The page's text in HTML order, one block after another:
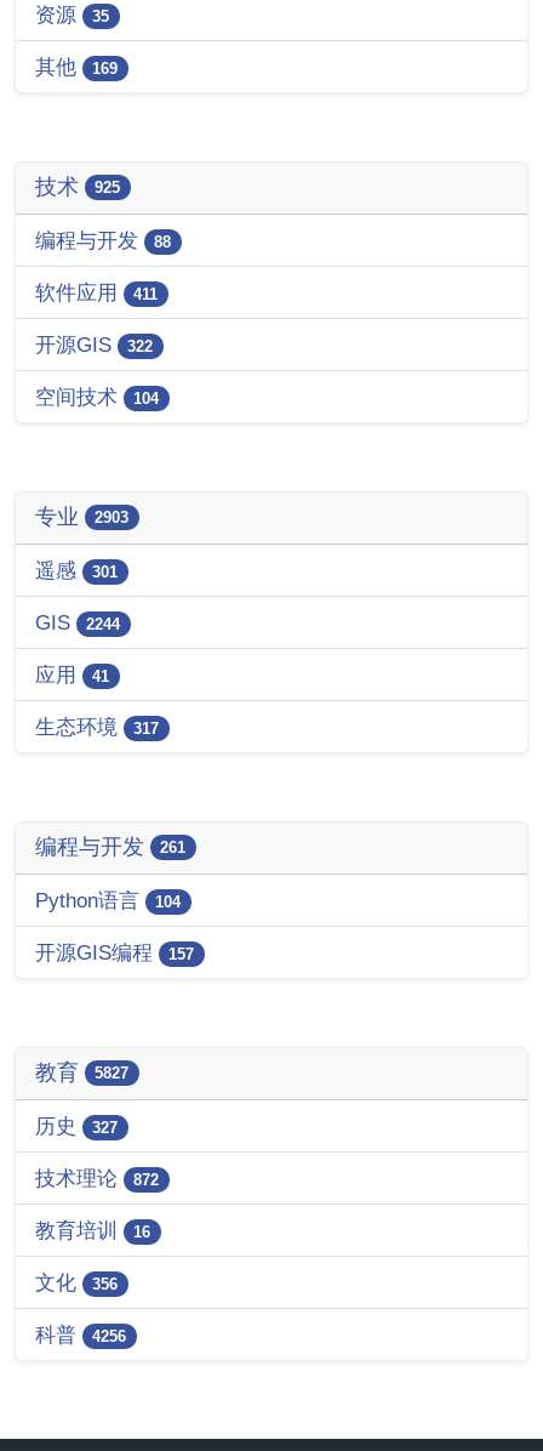
资源 35
其他 169
技术 925
编程与开发 88
软件应用 411
开源GIS 322
空间技术 104
专业 2903
遥感 301
GIS 2244
应用 41
生态环境 317
编程与开发 261
Python语言 104
开源GIS编程 157
教育 5827
历史 327
技术理论 872
教育培训 16
文化 356
科普 4256